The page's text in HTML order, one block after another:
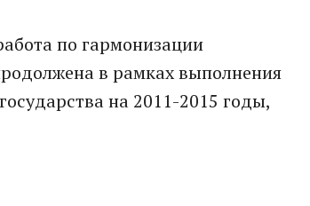
по гармонизации
в рамках выполнения
на 2011-2015 годы,